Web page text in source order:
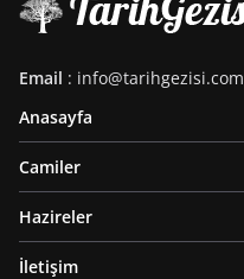
Email : info@tarihgezisi.com
Anasayfa
Camiler
Hazireler
İletişim